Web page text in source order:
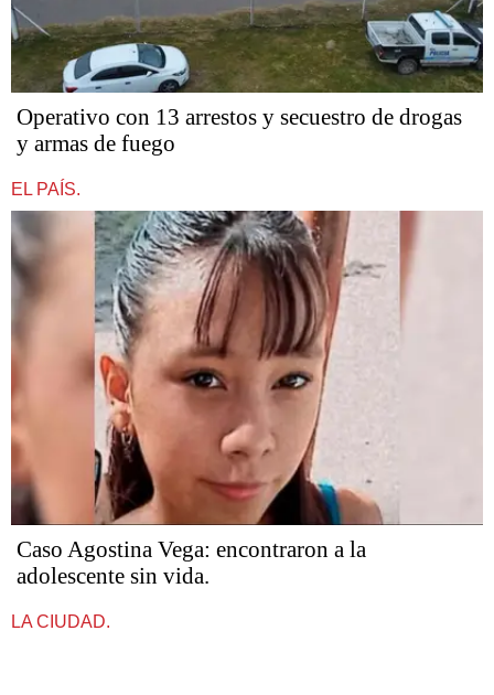
Operativo con 13 arrestos y secuestro de drogas
y armas de fuego
EL PAÍS.
Caso Agostina Vega: encontraron a la
adolescente sin vida.
LA CIUDAD.